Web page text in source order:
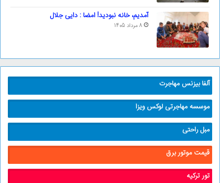
آمدیم، خانه نبودید! امضا : دایی جلال
8 مرداد 1405
آلفا بیزنس مهاجرت
موسسه مهاجرتی لوکس ویزا
مبل راحتی
قیمت موتور برق
تور ترکیه